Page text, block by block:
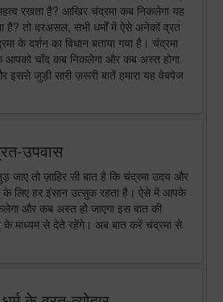
रखता है? आखिर चंद्रमा कब निकलेगा यह
है? तो दरअसल, सभी धर्मों में ऐसे अनेकों व्रत
के दर्शन का विधान बताया गया है। चंद्रमा
आपको चाँद कब निकलेगा और कब अस्त होगा
इससे जुड़ी सारी ज़रूरी बातें हमारा यह वेबपेज
उपवास
जाए तो ज़ाहिर सी बात है कि चंद्रमा उदय और
के लिए हर इंसान उत्सुक रहता है। ऐसे में आपके
और कब अस्त हो जाएगा इस बात की
माध्यम से देते रहेंगे। अब बात करें चंद्रमा से